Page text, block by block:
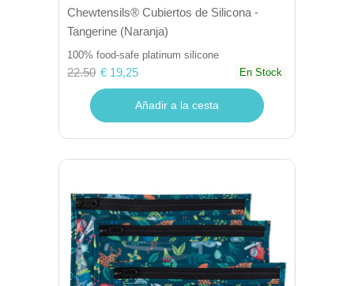
Chewtensils® Cubiertos de Silicona -
Tangerine (Naranja)
100% food-safe platinum silicone
22.50 € 19,25 En Stock
Añadir a la cesta